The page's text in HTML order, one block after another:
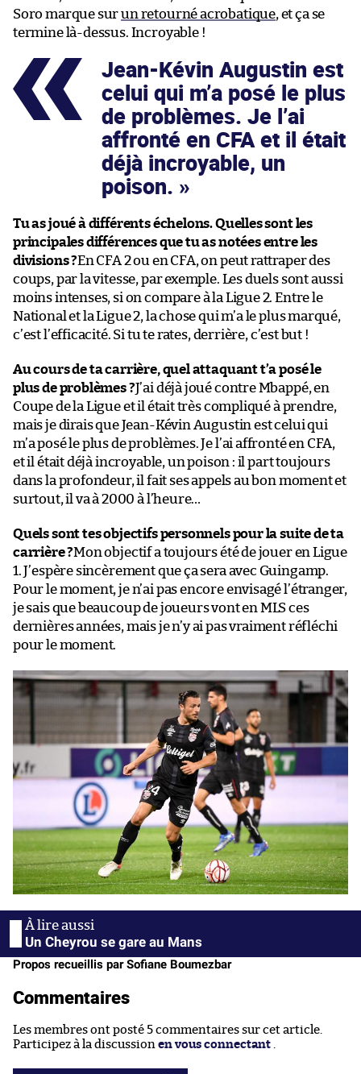
Soro marque surun retourné acrobatique, et ça se
termine là-dessus. Incroyable !
Jean-Kévin Augustin est
celui qui m’a posé le plus
de problèmes. Je l’ai
affronté en CFA et il était
déjà incroyable, un
poison.
Tu as joué à différents échelons. Quelles sont les
principales différences que tu as notées entre les
divisions ?En CFA 2 ou en CFA, on peut rattraper des
coups, par la vitesse, par exemple. Les duels sont aussi
moins intenses, si on compare à la Ligue 2. Entre le
National et la Ligue 2, la chose qui m’a le plus marqué,
c’est l’efficacité. Si tu te rates, derrière, c’est but !
Au cours de ta carrière, quel attaquant t’a posé le
plus de problèmes ?J’ai déjà joué contre Mbappé, en
Coupe de la Ligue et il était très compliqué à prendre,
mais je dirais que Jean-Kévin Augustin est celui qui
m’a posé le plus de problèmes. Je l’ai affronté en CFA,
et il était déjà incroyable, un poison : il part toujours
dans la profondeur, il fait ses appels au bon moment et
surtout, il va à 2000 à l’heure…
Quels sont tes objectifs personnels pour la suite de ta
carrière ?Mon objectif a toujours été de jouer en Ligue
1. J’espère sincèrement que ça sera avec Guingamp.
Pour le moment, je n’ai pas encore envisagé l’étranger,
je sais que beaucoup de joueurs vont en MLS ces
dernières années, mais je n’y ai pas vraiment réfléchi
pour le moment.
Un Cheyrou se gare au Mans
Propos recueillis par Sofiane Boumezbar
Commentaires
Les membres ont posté 5 commentaires sur cet article.
Participez à la discussion en vous connectant